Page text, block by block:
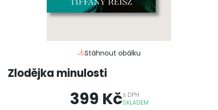
Stáhnout obálku
Zlodějka minulosti
399 Kčs DPH
SKLADEM